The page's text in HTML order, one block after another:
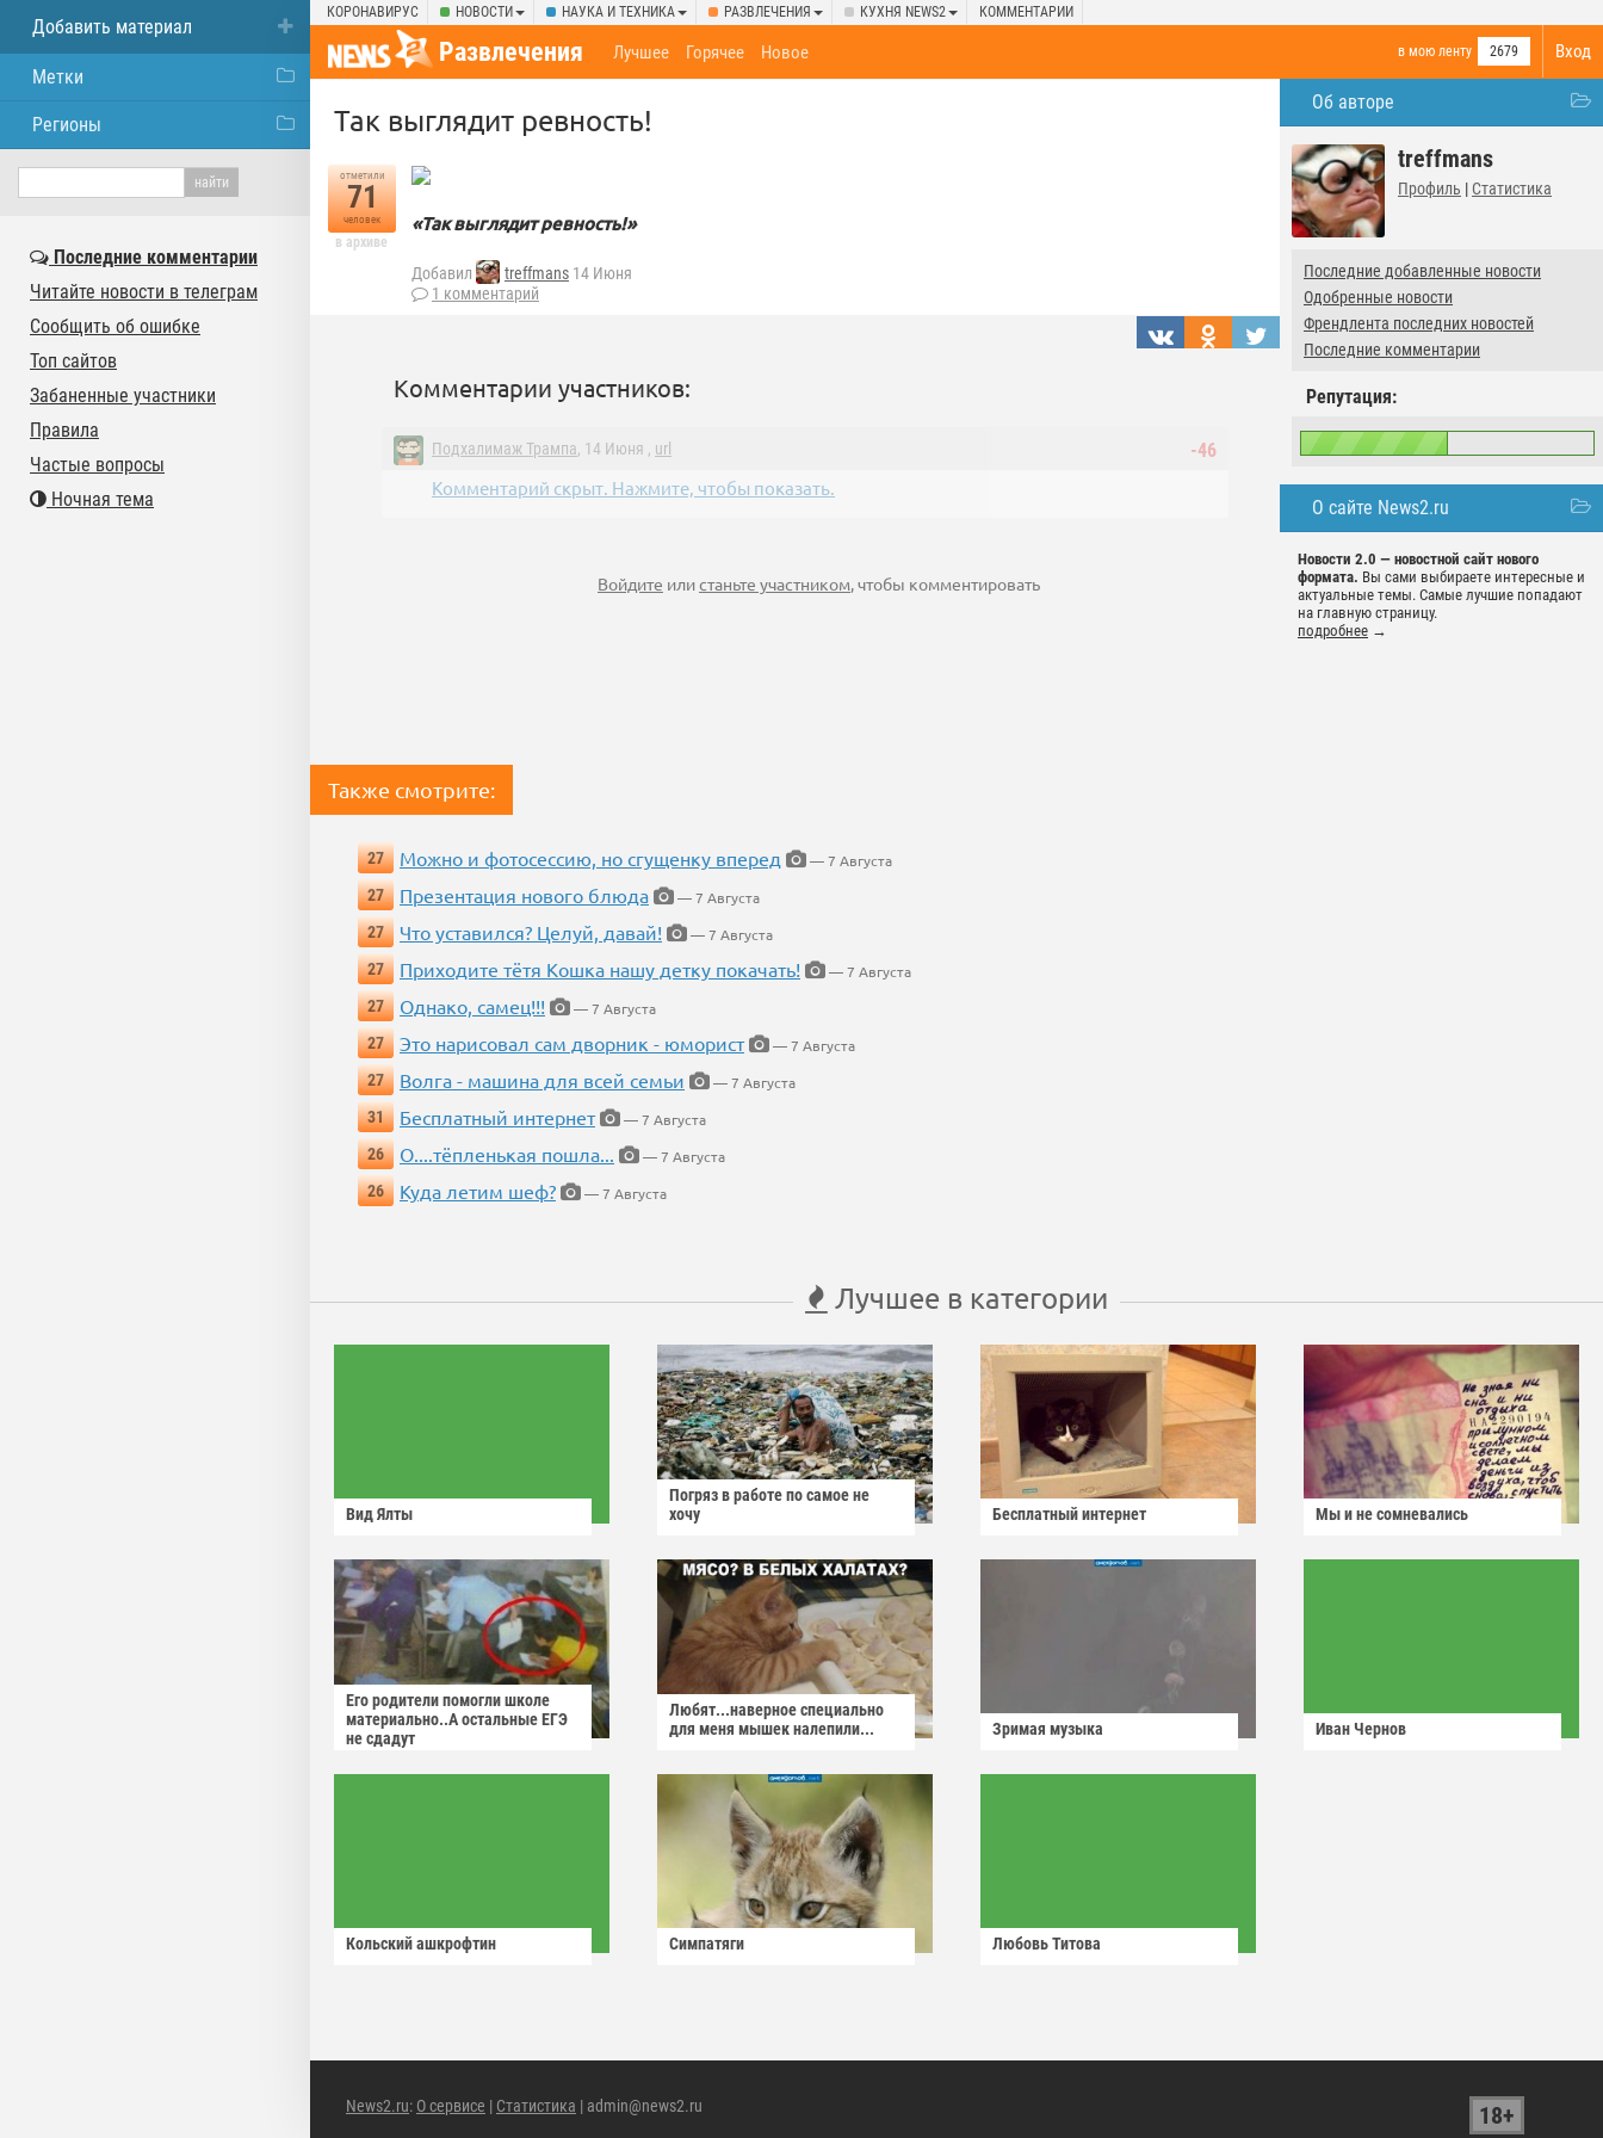
КОРОНАВИРУС НОВОСТИ НАУКА И ТЕХНИКА РАЗВЛЕЧЕНИЯ КУХНЯ NEWS2 КОММЕНТАРИИ
Вход
Развлечения в мою ленту 2679
Лучшее Горячее Новое
Об авторе
treffmans
Профиль | Статистика
Последние добавленные новости
Одобренные новости
Френдлента последних новостей
Последние комментарии
Репутация:
О сайте News2.ru
Новости 2.0 — новостной сайт нового
формата. Вы сами выбираете интересные и
актуальные темы. Самые лучшие попадают
на главную страницу.
подробнее →
Так выглядит ревность!
отметили
71
человек
в архиве
«Так выглядит ревность!»
Добавил treffmans 14 Июня
1 комментарий
Комментарии участников:
-46
Подхалимаж Трампа, 14 Июня , url
Комментарий скрыт. Нажмите, чтобы показать.
Войдите илистаньте участником, чтобы комментировать
Также смотрите:
27 Можно и фотосессию, но сгущенку вперед
— 7 Августа
27
Презентация нового блюда
— 7 Августа
27
Что уставился? Целуй, давай!
— 7 Августа
27
Приходите тётя Кошка нашу детку покачать!
— 7 Августа
27
Однако, самец!!!
— 7 Августа
27
Это нарисовал сам дворник - юморист
— 7 Августа
27
Волга - машина для всей семьи
— 7 Августа
31
Бесплатный интернет
— 7 Августа
26
О....тёпленькая пошла...
— 7 Августа
26
Куда летим шеф? — 7 Августа
Лучшее в категории
Вид Ялты
Погряз в работе по самое не
хочу
Бесплатный интернет Мы и не сомневались
Его родители помогли школе
материально..А остальные ЕГЭ
не сдадут
Любят...наверное специально
для меня мышек налепили...
Зримая музыка Иван Чернов
Кольский ашкрофтин Симпатяги Любовь Титова
News2.ru: О сервисе | Статистика | admin@news2.ru 18+
Добавить материал
Метки
Регионы
Последние комментарии
Читайте новости в телеграм
Сообщить об ошибке
Топ сайтов
Забаненные участники
Правила
Частые вопросы
Ночная тема